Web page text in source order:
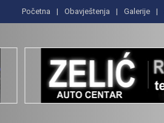
Početna Obavještenja Galerije